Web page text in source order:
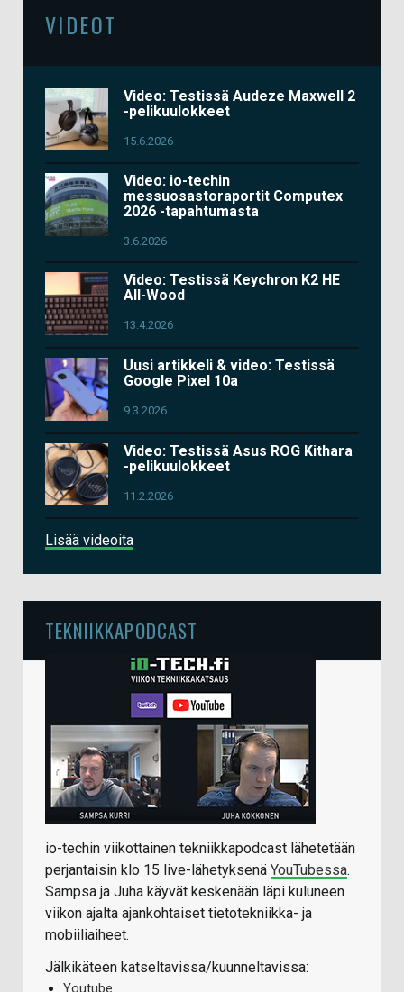
VIDEOT
Video: Testissä Audeze Maxwell 2
-pelikuulokkeet
15.6.2026
Video: io-techin
messuosastoraportit Computex
2026 -tapahtumasta
3.6.2026
Video: Testissä Keychron K2 HE
All-Wood
13.4.2026
Uusi artikkeli & video: Testissä
Google Pixel 10a
9.3.2026
Video: Testissä Asus ROG Kithara
-pelikuulokkeet
11.2.2026
Lisää videoita
TEKNIIKKAPODCAST
io-techin viikottainen tekniikkapodcast lähetetään
perjantaisin klo 15 live-lähetyksenä YouTubessa.
Sampsa ja Juha käyvät keskenään läpi kuluneen
viikon ajalta ajankohtaiset tietotekniikka- ja
mobiiliaiheet.
Jälkikäteen katseltavissa/kuunneltavissa:
Youtube